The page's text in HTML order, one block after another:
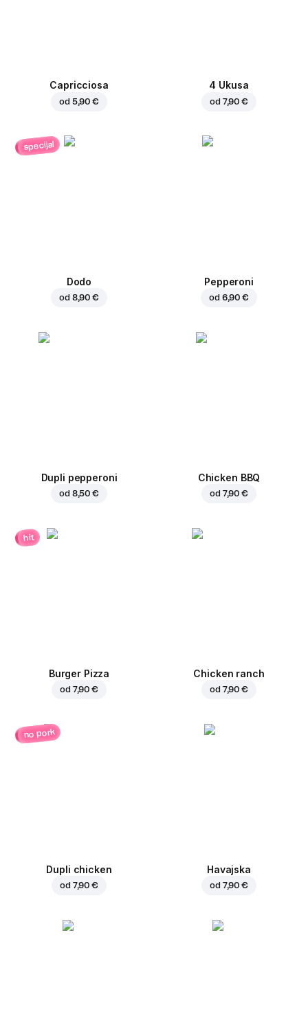
Capricciosa
od 5,90 €
4 Ukusa
od 7,90 €
specijal
Dodo
od 8,90 €
Pepperoni
od 6,90 €
Dupli pepperoni
od 8,50 €
Chicken BBQ
od 7,90 €
hit
Burger Pizza
od 7,90 €
Chicken ranch
od 7,90 €
no pork
Dupli chicken
od 7,90 €
Havajska
od 7,90 €